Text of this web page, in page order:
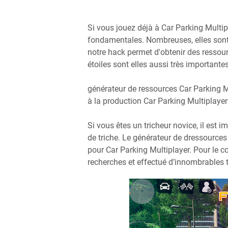
Si vous jouez déjà à Car Parking
fondamentales. Nombreuses, elles
notre hack permet d'obtenir des
étoiles sont elles aussi très
générateur de ressources Car
à la production Car Parking
Si vous êtes un tricheur novice, il est
de triche. Le générateur de
pour Car Parking Multiplayer. Pour le
recherches et effectué